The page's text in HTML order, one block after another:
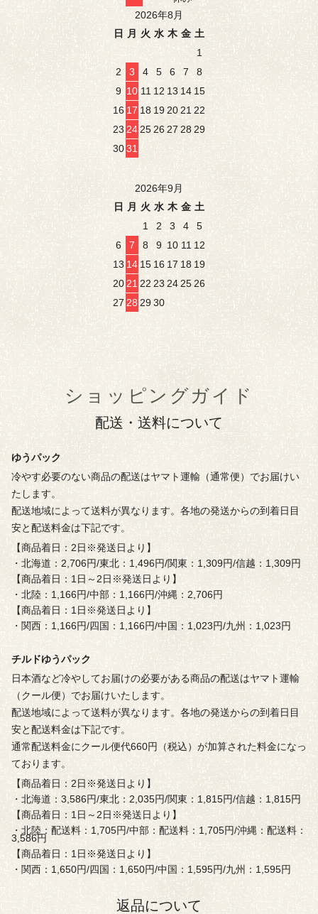
2026年8月
日
月 火 水 木 金 土
1
2
3 4 5 6 7
8
9 10 11 12 13 14 15
16 17 18 192021 22
23 24 2526 272829
3031
2026年9月
日
月 火 水 木 金 土
1
2 3 4
5
6
7 8 9 10 11 12
13 14 15 16 17 18 19
20 21 22 23 24 2526
27 28 2930
ショッピングガイド
配送・送料について
ゆうパック
冷やす必要のない商品の配送はヤマト運輸（通常便）でお届けい
たします。
配送地域によって送料が異なります。各地の発送からの到着日目
安と配送料金は下記です。
【商品着日：2日※発送日より】
・北海道：2,706円/東北：1,496円/関東：1,309円/信越：1,309円
【商品着日：1日～2日※発送日より】
・北陸：1,166円/中部：1,166円/沖縄：2,706円
【商品着日：1日※発送日より】
・関西：1,166円/四国：1,166円/中国：1,023円/九州：1,023円
チルドゆうパック
日本酒など冷やしてお届けの必要がある商品の配送はヤマト運輸
（クール便）でお届けいたします。
配送地域によって送料が異なります。各地の発送からの到着日目
安と配送料金は下記です。
通常配送料金にクール便代660円（税込）が加算された料金になっ
ております。
【商品着日：2日※発送日より】
・北海道：3,586円/東北：2,035円/関東：1,815円/信越：1,815円
【商品着日：1日～2日※発送日より】
・北陸：配送料：1,705円/中部：配送料：1,705円/沖縄：配送料：
3,586円
【商品着日：1日※発送日より】
・関西：1,650円/四国：1,650円/中国：1,595円/九州：1,595円
返品について